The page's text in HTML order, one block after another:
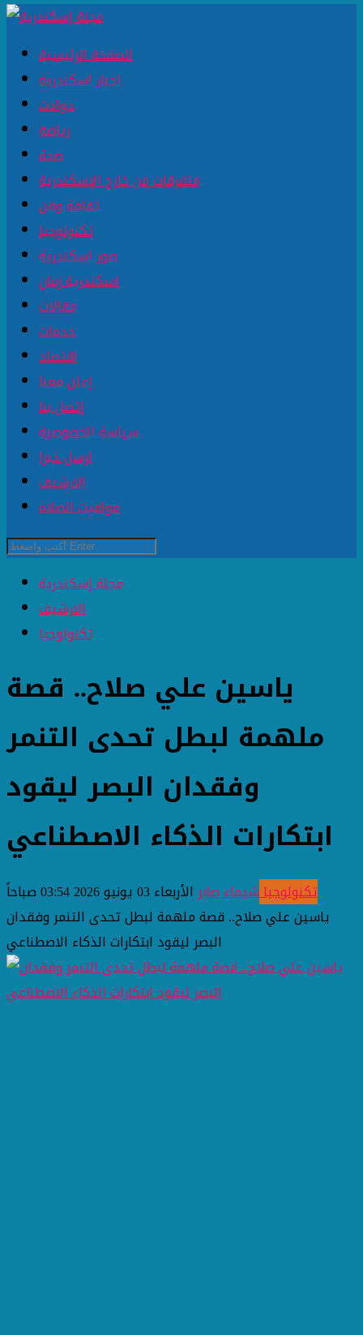
الصفحة الرئيسية
اخبار اسكندرية
حوادث
رياضة
صحة
متفرقات من خارج الإسكندرية
ثقافة وفن
تكنولوجيا
صور اسكندرية
اسكندرية زمان
مقالات
خدمات
اقتصاد
إعلن معنا
إتصل بنا
سياسة الخصوصية
ارسل خبرا
الارشيف
مواقيت الصلاة
مجلة إسكندرية
الارشيف
تكنولوجيا
ياسين علي صلاح.. قصة
ملهمة لبطل تحدى التنمر
وفقدان البصر ليقود
ابتكارات الذكاء الاصطناعي
تكنولوجياشيماء صابر الأربعاء 03 يونيو 2026 03:54 صباحاً
ياسين علي صلاح.. قصة ملهمة لبطل تحدى التنمر وفقدان
البصر ليقود ابتكارات الذكاء الاصطناعي